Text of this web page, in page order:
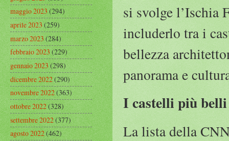
si svolge l’Ischia
includerlo tra i
bellezza
panorama e
I castelli più
La lista della
maggio 2023(294)
aprile 2023(259)
marzo 2023(284)
febbraio 2023(229)
gennaio 2023(298)
dicembre 2022(290)
novembre 2022(363)
ottobre 2022(328)
settembre 2022(377)
agosto 2022(462)